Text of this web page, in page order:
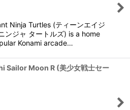
Ninja Turtles (ティーンエイジ
ンジャ タートルズ) is a home
Konami arcade…
Sailor Moon R (美少女戦士セー